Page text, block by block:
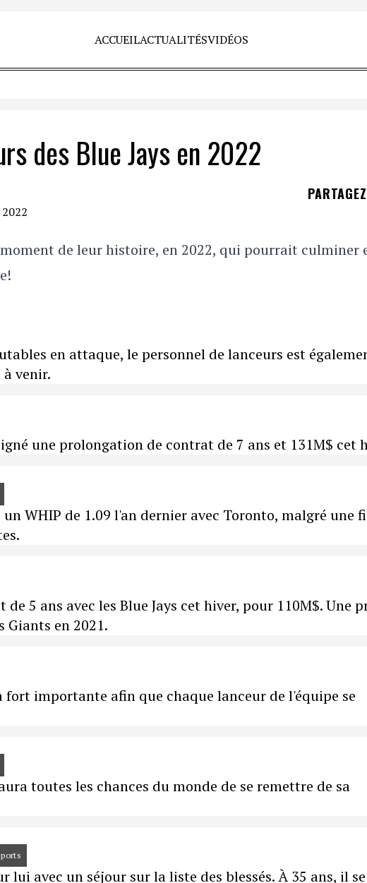
ACCUEILACTUALITÉSVIDÉOS
des Blue Jays en 2022
PARTAGEZ
de leur histoire, en 2022, qui pourrait culminer
en attaque, le personnel de lanceurs est
venir.
une prolongation de contrat de 7 ans et 131M$ cet
WHIP de 1.09 l'an dernier avec Toronto, malgré une
5 ans avec les Blue Jays cet hiver, pour 110M$. Une
Giants en 2021.
fort importante afin que chaque lanceur de l'équipe se
toutes les chances du monde de se remettre de sa
lui avec un séjour sur la liste des blessés. À 35 ans, il